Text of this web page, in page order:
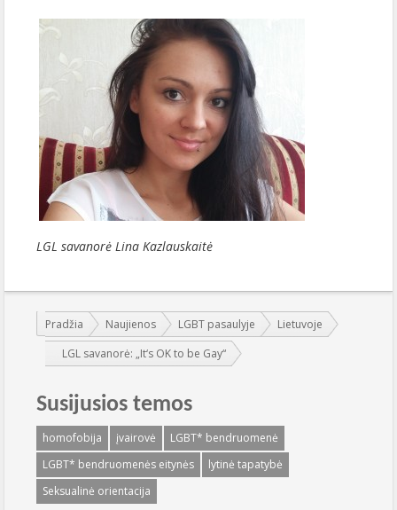
LGL savanorė Lina Kazlauskaitė
Jūs esate čia:
Pradžia Naujienos LGBT pasaulyje
Lietuvoje
LGL savanorė: „It‘s OK to be Gay“
Susijusios temos
homofobija įvairovė
LGBT* bendruomenė
LGBT* bendruomenės eitynės
lytinė tapatybė
Seksualinė orientacija